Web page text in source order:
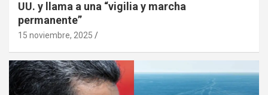
UU. y llama a una “vigilia y marcha
permanente”
15 noviembre, 2025